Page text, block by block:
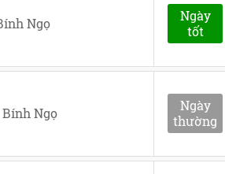
Ngọ
Ngày
tốt
Ngọ
Ngày
thường